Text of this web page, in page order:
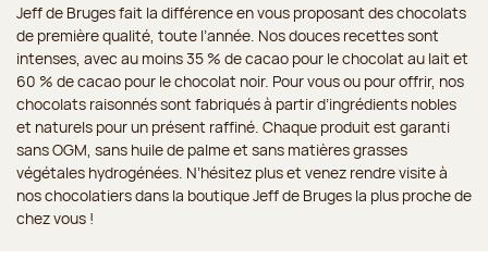
Jeff de Bruges fait la différence en vous proposant des chocolats
de première qualité, toute l’année. Nos douces recettes sont
intenses, avec au moins 35 % de cacao pour le chocolat au lait et
60 % de cacao pour le chocolat noir. Pour vous ou pour offrir, nos
chocolats raisonnés sont fabriqués à partir d’ingrédients nobles
et naturels pour un présent raffiné. Chaque produit est garanti
sans OGM, sans huile de palme et sans matières grasses
végétales hydrogénées. N’hésitez plus et venez rendre visite à
nos chocolatiers dans la boutique Jeff de Bruges la plus proche de
chez vous !